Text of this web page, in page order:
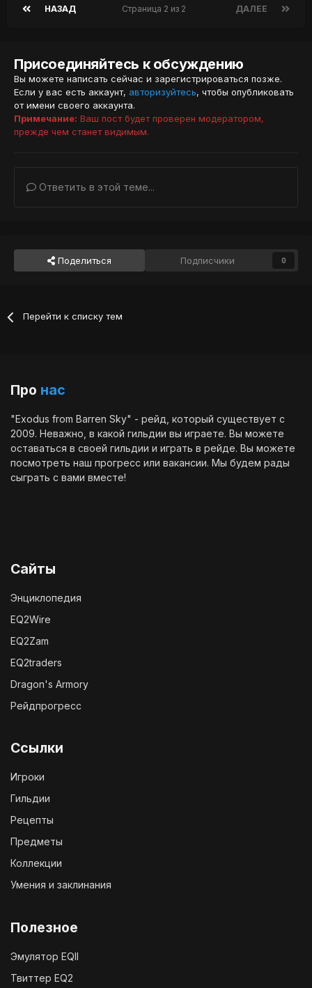
НАЗАД ДАЛЕЕ
Страница 2 из 2
Присоединяйтесь к обсуждению
Вы можете написать сейчас и зарегистрироваться позже.
Если у вас есть аккаунт, авторизуйтесь, чтобы опубликовать
от имени своего аккаунта.
Примечание: Ваш пост будет проверен модератором,
прежде чем станет видимым.
Ответить в этой теме...
Поделиться Подписчики 0
Перейти к списку тем
Про нас
"Exodus from Barren Sky" - рейд, который существует с
2009. Неважно, в какой гильдии вы играете. Вы можете
оставаться в своей гильдии и играть в рейде. Вы можете
посмотреть наш прогресс или вакансии. Мы будем рады
сыграть с вами вместе!
Сайты
Энциклопедия
EQ2Wire
EQ2Zam
EQ2traders
Dragon's Armory
Рейдпрогресс
Ссылки
Игроки
Гильдии
Рецепты
Предметы
Коллекции
Умения и заклинания
Полезное
Эмулятор EQII
Твиттер EQ2